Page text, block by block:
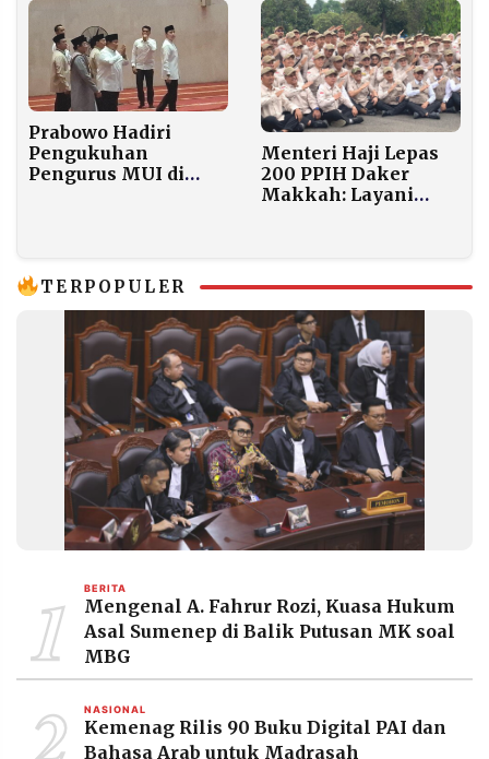
Prabowo Hadiri
Pengukuhan
Pengurus MUI di
Menteri Haji Lepas
200 PPIH Daker
Makkah: Layani
TERPOPULER
1 BERITA
Mengenal A. Fahrur Rozi, Kuasa Hukum
Asal Sumenep di Balik Putusan MK soal
MBG
NASIONAL
Kemenag Rilis 90 Buku Digital PAI dan
Bahasa Arab untuk Madrasah